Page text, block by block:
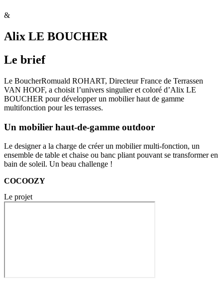
&
Alix LE BOUCHER
Le brief
Le BoucherRomuald ROHART, Directeur France de Terrassen
VAN HOOF, a choisit l’univers singulier et coloré d’Alix LE
BOUCHER pour développer un mobilier haut de gamme
multifonction pour les terrasses.
Un mobilier haut-de-gamme outdoor
Le designer a la charge de créer un mobilier multi-fonction, un
ensemble de table et chaise ou banc pliant pouvant se transformer en
bain de soleil. Un beau challenge !
COCOOZY
Le projet